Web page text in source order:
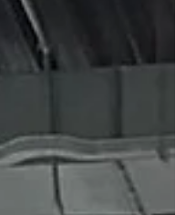
in quella
con il medico che